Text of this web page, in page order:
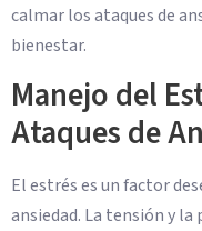
calmar los ataques de
bienestar.
Manejo del
Ataques de
El estrés es un factor
ansiedad. La tensión y